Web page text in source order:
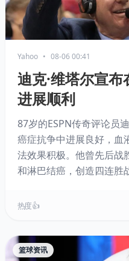
Yahoo • 08-06 00:41
迪克·维塔尔宣
进展顺利
87岁的ESPN传奇评论员
癌症抗争中进展良好，血
法效果积极。他曾先后战
和淋巴结癌，创造四连胜
与坚韧再度鼓舞人心。
热度 👍
篮球资讯